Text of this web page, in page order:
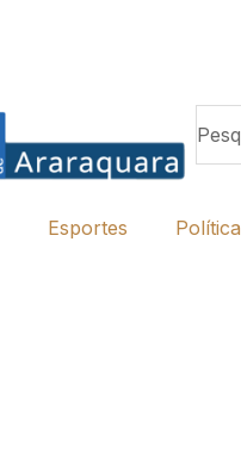
Esportes Política